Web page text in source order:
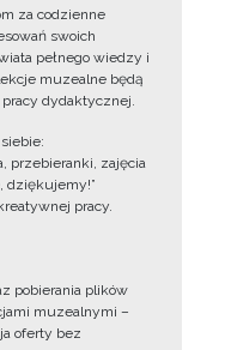
za codzienne
swoich
pełnego wiedzy i
muzealne będą
dydaktycznej.
przebieranki, zajęcia
dziękujemy!”
pracy.
pobierania plików
muzealnymi –
oferty bez